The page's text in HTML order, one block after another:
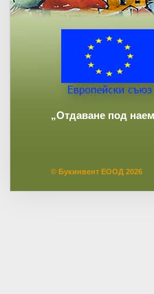
„Отдаване под
© Букинвент ЕООД 2026